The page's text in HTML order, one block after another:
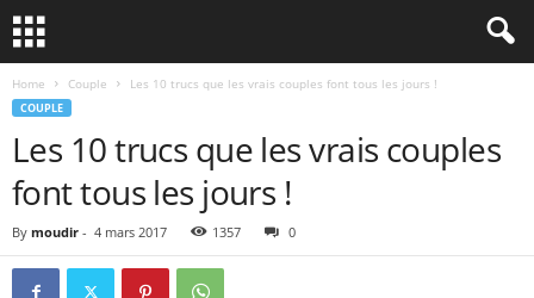
Home Couple Les 10 trucs que les vrais couples font tous les jours !
COUPLE
Les 10 trucs que les vrais couples
font tous les jours !
By moudir - 4 mars 2017 1357 0